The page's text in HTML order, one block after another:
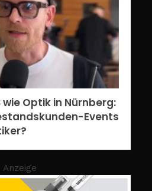
wie Optik in Nürnberg:
Events
Anzeige